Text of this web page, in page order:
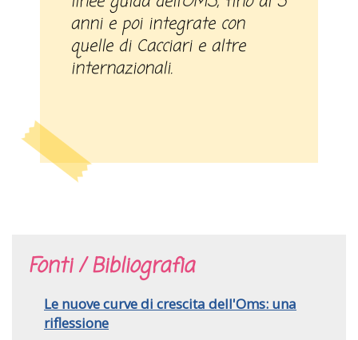
anni e poi integrate con
quelle di Cacciari e altre
internazionali.
Fonti / Bibliografia
Le nuove curve di crescita dell'Oms: una
riflessione